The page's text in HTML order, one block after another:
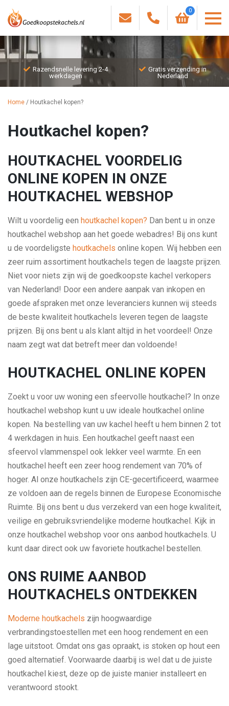
0
Razendsnelle levering 2-4
werkdagen
Gratis verzending in
Nederland
Home / Houtkachel kopen?
Houtkachel kopen?
HOUTKACHEL VOORDELIG
ONLINE KOPEN IN ONZE
HOUTKACHEL WEBSHOP
Wilt u voordelig een houtkachel kopen? Dan bent u in onze
houtkachel webshop aan het goede webadres! Bij ons kunt
u de voordeligste houtkachels online kopen. Wij hebben een
zeer ruim assortiment houtkachels tegen de laagste prijzen.
Niet voor niets zijn wij de goedkoopste kachel verkopers
van Nederland! Door een andere aanpak van inkopen en
goede afspraken met onze leveranciers kunnen wij steeds
de beste kwaliteit houtkachels leveren tegen de laagste
prijzen. Bij ons bent u als klant altijd in het voordeel! Onze
naam zegt wat dat betreft meer dan voldoende!
HOUTKACHEL ONLINE KOPEN
Zoekt u voor uw woning een sfeervolle houtkachel? In onze
houtkachel webshop kunt u uw ideale houtkachel online
kopen. Na bestelling van uw kachel heeft u hem binnen 2 tot
4 werkdagen in huis. Een houtkachel geeft naast een
sfeervol vlammenspel ook lekker veel warmte. En een
houtkachel heeft een zeer hoog rendement van 70% of
hoger. Al onze houtkachels zijn CE-gecertificeerd, waarmee
ze voldoen aan de regels binnen de Europese Economische
Ruimte. Bij ons bent u dus verzekerd van een hoge kwaliteit,
veilige en gebruiksvriendelijke moderne houtkachel. Kijk in
onze houtkachel webshop voor ons aanbod houtkachels. U
kunt daar direct ook uw favoriete houtkachel bestellen.
ONS RUIME AANBOD
HOUTKACHELS ONTDEKKEN
Moderne houtkachels zijn hoogwaardige
verbrandingstoestellen met een hoog rendement en een
lage uitstoot. Omdat ons gas opraakt, is stoken op hout een
goed alternatief. Voorwaarde daarbij is wel dat u de juiste
houtkachel kiest, deze op de juiste manier installeert en
verantwoord stookt.